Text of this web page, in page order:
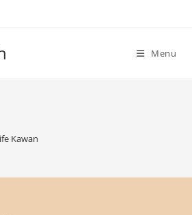
Menu
Kawan